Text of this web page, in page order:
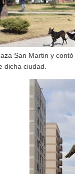
San Martin y
dicha ciudad.